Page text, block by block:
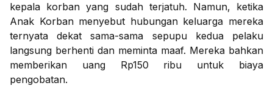
kepala korban yang sudah terjatuh. Namun, ketika
Anak Korban menyebut hubungan keluarga mereka
ternyata dekat sama-sama sepupu kedua pelaku
langsung berhenti dan meminta maaf. Mereka bahkan
memberikan uang Rp150 ribu untuk biaya
pengobatan.